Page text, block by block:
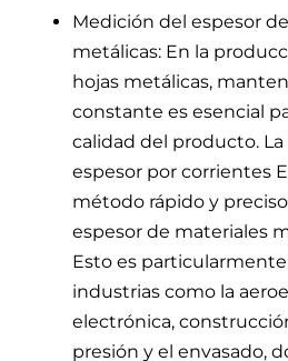
Medición del espesor
metálicas: En la
hojas metálicas,
constante es esencial
calidad del producto.
espesor por corrientes
método rápido y
espesor de materiales
Esto es
industrias como la
electrónica,
presión y el envasado,